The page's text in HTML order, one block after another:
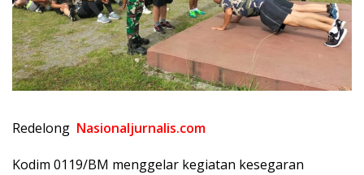
Redelong Nasionaljurnalis.com
Kodim 0119/BM menggelar kegiatan kesegaran